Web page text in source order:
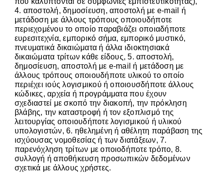
4. αποστολή, δημοσίευση, αποστολή με e-mail ή
μετάδοση με άλλους τρόπους οποιουδήποτε
περιεχομένου το οποίο παραβιάζει οποιαδήποτε
ευρεσιτεχνία, εμπορικό σήμα, εμπορικό μυστικό,
πνευματικά δικαιώματα ή άλλα ιδιοκτησιακά
δικαιώματα τρίτων κάθε είδους, 5. αποστολή,
δημοσίευση, αποστολή με e-mail ή μετάδοση με
άλλους τρόπους οποιουδήποτε υλικού το οποίο
περιέχει ιούς λογισμικού ή οποιουσδήποτε άλλους
κώδικες, αρχεία ή προγράμματα που έχουν
σχεδιαστεί με σκοπό την διακοπή, την πρόκληση
βλάβης, την καταστροφή ή τον εξοπλισμό της
λειτουργίας οποιουδήποτε λογισμικού ή υλικού
υπολογιστών, 6. ηθελημένη ή αθέλητη παράβαση της
ισχύουσας νομοθεσίας ή των διατάξεων, 7.
παρενόχληση τρίτων με οποιοδήποτε τρόπο, 8.
συλλογή ή αποθήκευση προσωπικών δεδομένων
σχετικά με άλλους χρήστες.